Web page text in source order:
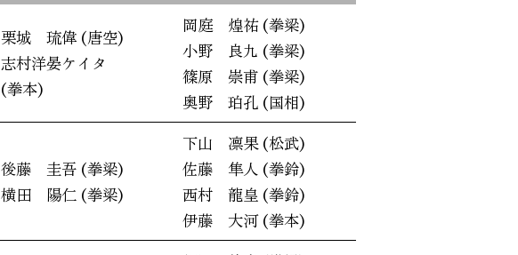
栗城 琉偉 (唐空)
志村洋晏ケイタ
(拳本)
岡庭 煌祐 (拳梁)
小野 良九 (拳梁)
篠原 崇甫 (拳梁)
奥野 珀孔 (国相)
後藤 圭吾 (拳梁)
横田 陽仁 (拳梁)
下山 凛果 (松武)
佐藤 隼人 (拳鈴)
西村 龍皇 (拳鈴)
伊藤 大河 (拳本)